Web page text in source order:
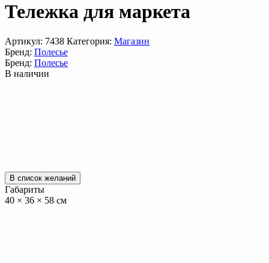
Тележка для маркета
Артикул: 7438 Категория: Магазин
Бренд: Полесье
Бренд: Полесье
В наличии
В список желаний
Габариты
40 × 36 × 58 см